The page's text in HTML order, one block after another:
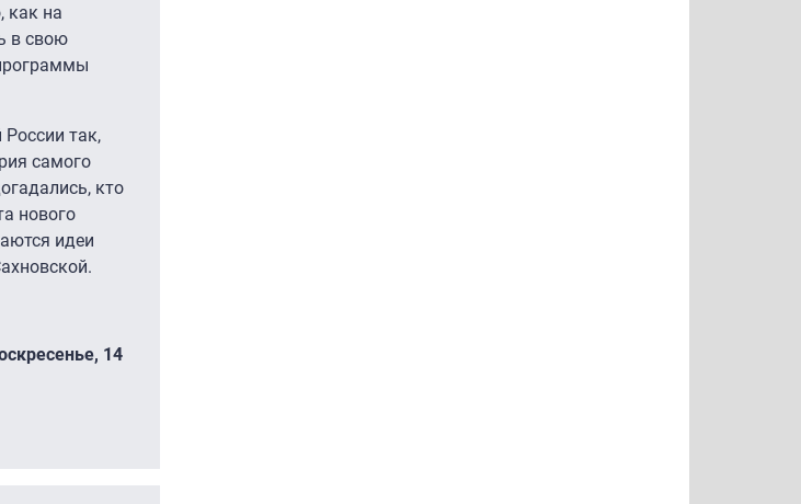
как на
в свою
так,
самого
кто
нового
идеи
14